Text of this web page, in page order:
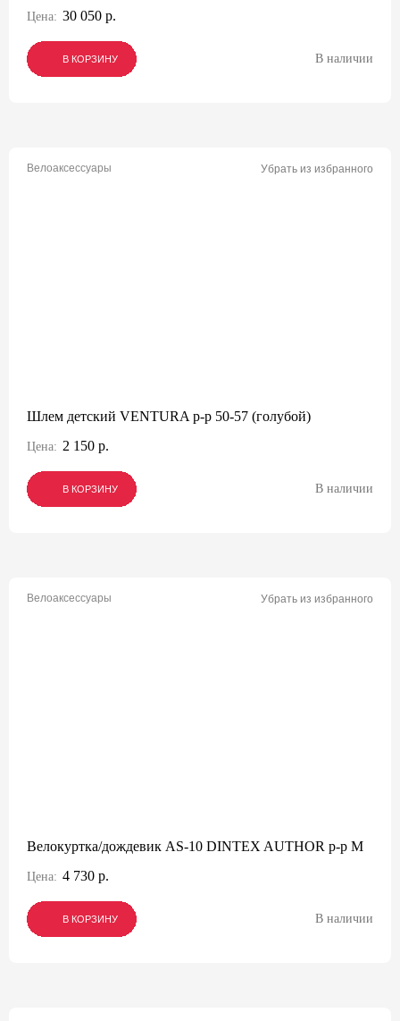
Цена: 30 050 р.
В КОРЗИНУ
В КОРЗИНУ
В КОРЗИНУ В наличии
Велоаксессуары Убрать из избранного
Шлем детский VENTURA р-р 50-57 (голубой)
Цена: 2 150 р.
В КОРЗИНУ
В КОРЗИНУ
В КОРЗИНУ В наличии
Велоаксессуары Убрать из избранного
Велокуртка/дождевик AS-10 DINTEX AUTHOR р-р M
Цена: 4 730 р.
В КОРЗИНУ
В КОРЗИНУ
В КОРЗИНУ В наличии